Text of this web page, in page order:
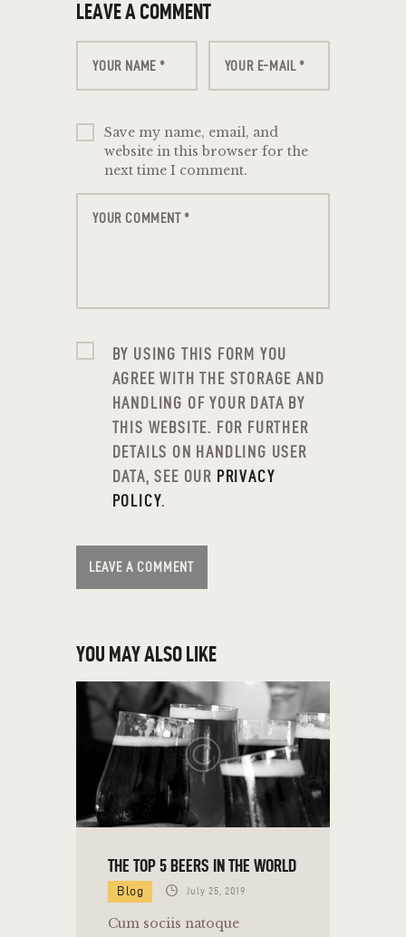
LEAVE A COMMENT
Save my name, email, and
website in this browser for the
next time I comment.
BY USING THIS FORM YOU
AGREE WITH THE STORAGE AND
HANDLING OF YOUR DATA BY
THIS WEBSITE. FOR FURTHER
DETAILS ON HANDLING USER
DATA, SEE OUR PRIVACY
POLICY.
YOU MAY ALSO LIKE
THE TOP 5 BEERS IN THE WORLD
Blog July 25, 2019
Cum sociis natoque